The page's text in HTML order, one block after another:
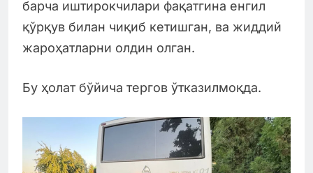
барча иштирокчилари фақатгина енгил
қўрқув билан чиқиб кетишган, ва жиддий
жароҳатларни олдин олган.
Бу ҳолат бўйича тергов ўтказилмоқда.